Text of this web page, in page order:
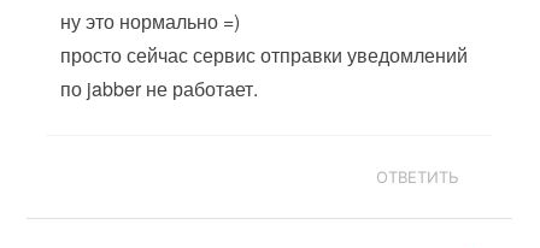
ну это нормально =)
просто сейчас сервис отправки уведомлений
по jabber не работает.
ОТВЕТИТЬ